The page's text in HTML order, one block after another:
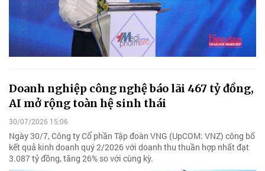
Doanh nghiệp công nghệ báo lãi 467 tỷ đồng,
AI mở rộng toàn hệ sinh thái
30/07/2026 15:06
Ngày 30/7, Công ty Cổ phần Tập đoàn VNG (UpCOM: VNZ) công bố
kết quả kinh doanh quý 2/2026 với doanh thu thuần hợp nhất đạt
3.087 tỷ đồng, tăng 26% so với cùng kỳ.